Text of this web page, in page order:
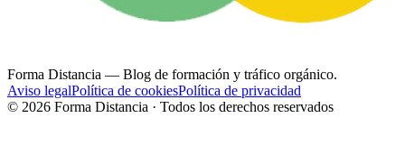
Forma Distancia — Blog de formación y tráfico orgánico.
Aviso legalPolítica de cookiesPolítica de privacidad
© 2026 Forma Distancia · Todos los derechos reservados